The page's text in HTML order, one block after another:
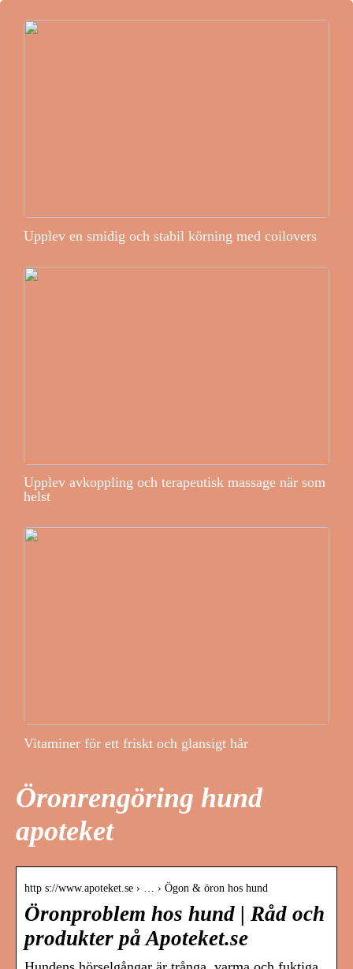
Upplev en smidig och stabil körning med coilovers
Upplev avkoppling och terapeutisk massage när som
helst
Vitaminer för ett friskt och glansigt hår
Öronrengöring hund
apoteket
http s://www.apoteket.se › … › Ögon & öron hos hund
Öronproblem hos hund | Råd och
produkter på Apoteket.se